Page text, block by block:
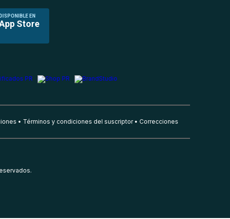
DISPONIBLE EN
Store
Términos y condiciones del suscriptor Correcciones